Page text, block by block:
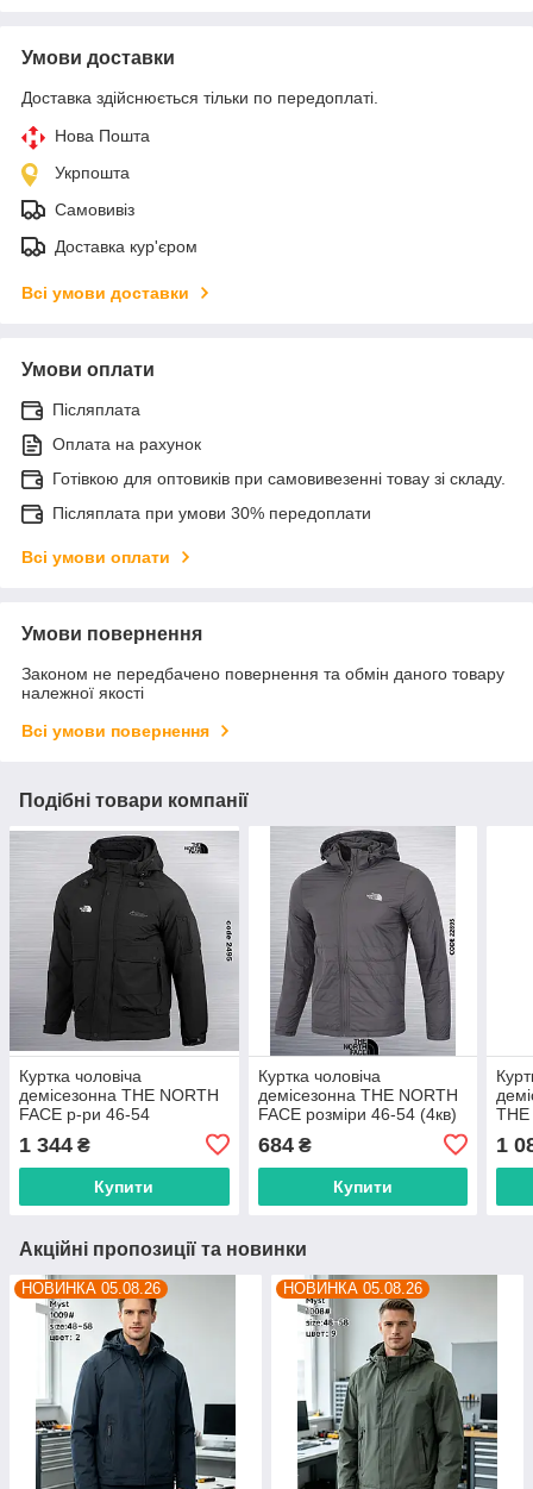
Умови доставки
Доставка здійснюється тільки по передоплаті.
Нова Пошта
Укрпошта
Самовивіз
Доставка кур'єром
Всі умови доставки
Умови оплати
Післяплата
Оплата на рахунок
Готівкою для оптовиків при самовивезенні товау зі складу.
Післяплата при умови 30% передоплати
Всі умови оплати
Умови повернення
Законом не передбачено повернення та обмін даного товару
належної якості
Всі умови повернення
Подібні товари компанії
Куртка чоловіча
демісезонна THE NORTH
FACE р-ри 46-54
прямого постачальника
1 344 ₴
Купити
Куртка чоловіча
демісезонна THE NORTH
FACE розміри 46-54 (4кв)
прямого постачальника
684₴
Купити
від
1
Акційні пропозиції та новинки
НОВИНКА 05.08.26 НОВИНКА 05.08.26